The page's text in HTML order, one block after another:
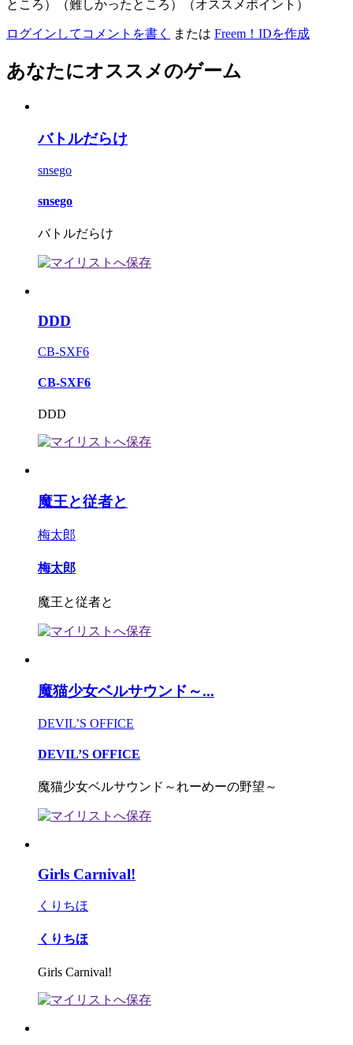
ところ）（難しかったところ）（オススメポイント）
ログインしてコメントを書く または Freem！IDを作成
あなたにオススメのゲーム
バトルだらけ
snsego
snsego
バトルだらけ
DDD
CB-SXF6
CB-SXF6
DDD
魔王と従者と
梅太郎
梅太郎
魔王と従者と
魔猫少女ベルサウンド～...
DEVIL’S OFFICE
DEVIL’S OFFICE
魔猫少女ベルサウンド～れーめーの野望～
Girls Carnival!
くりちほ
くりちほ
Girls Carnival!